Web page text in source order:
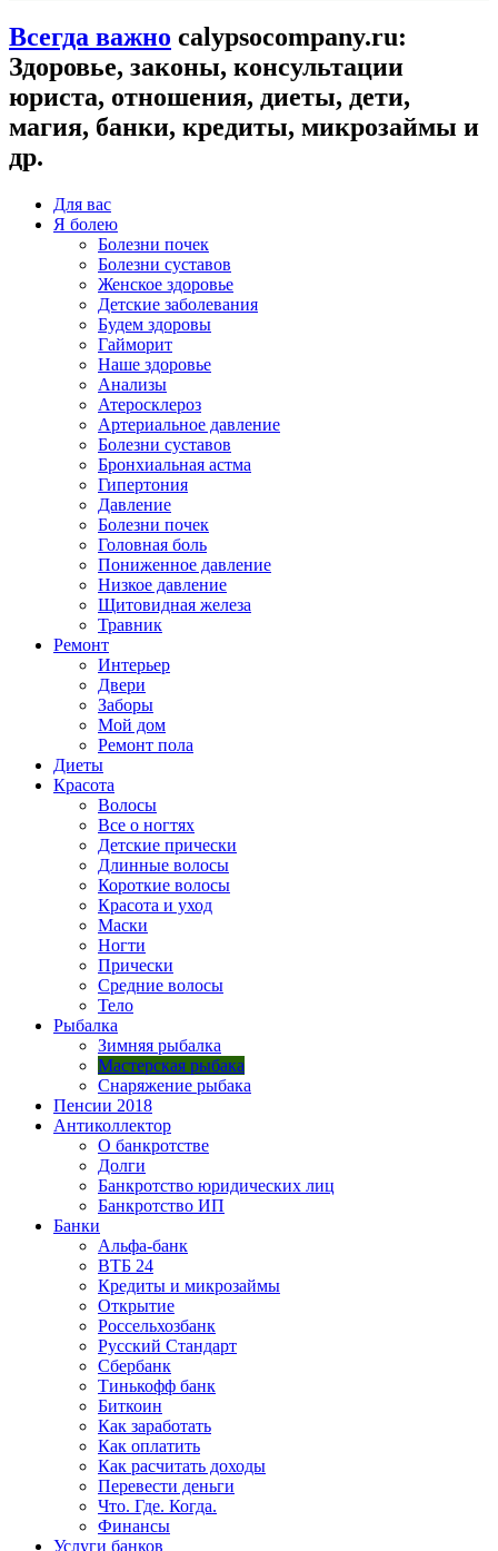
Всегда важно calypsocompany.ru:
Здоровье, законы, консультации
юриста, отношения, диеты, дети,
магия, банки, кредиты, микрозаймы и
др.
Для вас
Я болею
Болезни почек
Болезни суставов
Женское здоровье
Детские заболевания
Будем здоровы
Гайморит
Наше здоровье
Анализы
Атеросклероз
Артериальное давление
Болезни суставов
Бронхиальная астма
Гипертония
Давление
Болезни почек
Головная боль
Пониженное давление
Низкое давление
Щитовидная железа
Травник
Ремонт
Интерьер
Двери
Заборы
Мой дом
Ремонт пола
Диеты
Красота
Волосы
Все о ногтях
Детские прически
Длинные волосы
Короткие волосы
Красота и уход
Маски
Ногти
Прически
Средние волосы
Тело
Рыбалка
Зимняя рыбалка
Мастерская рыбака
Снаряжение рыбака
Пенсии 2018
Антиколлектор
О банкротстве
Долги
Банкротство юридических лиц
Банкротство ИП
Банки
Альфа-банк
ВТБ 24
Кредиты и микрозаймы
Открытие
Россельхозбанк
Русский Стандарт
Сбербанк
Тинькофф банк
Биткоин
Как заработать
Как оплатить
Как расчитать доходы
Перевести деньги
Что. Где. Когда.
Финансы
Услуги банков